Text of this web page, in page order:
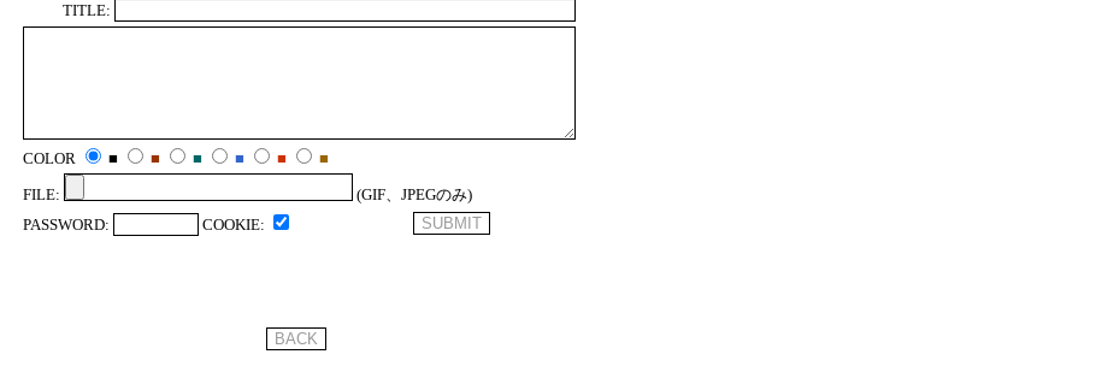
TITLE:
COLOR ■ ■ ■ ■ ■
■
FILE:
(GIF、JPEGのみ)
PASSWORD:
COOKIE: